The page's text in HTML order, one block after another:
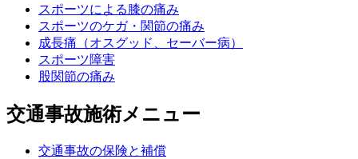
スポーツによる膝の痛み
スポーツのケガ・関節の痛み
成長痛（オスグッド、セーバー病）
スポーツ障害
股関節の痛み
交通事故施術メニュー
交通事故の保険と補償